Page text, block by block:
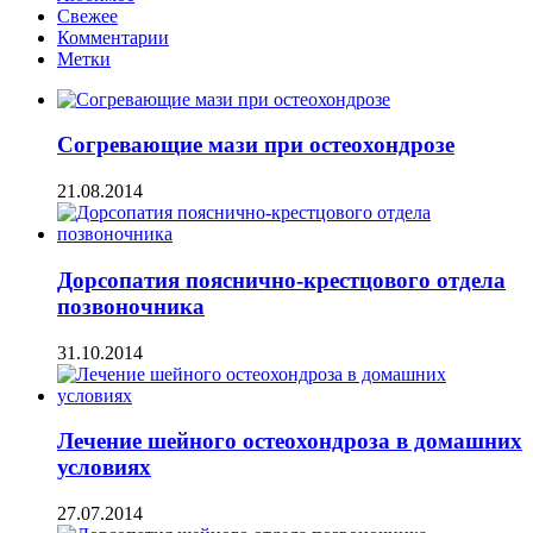
Свежее
Комментарии
Метки
Согревающие мази при остеохондрозе
21.08.2014
Дорсопатия пояснично-крестцового отдела
позвоночника
31.10.2014
Лечение шейного остеохондроза в домашних
условиях
27.07.2014